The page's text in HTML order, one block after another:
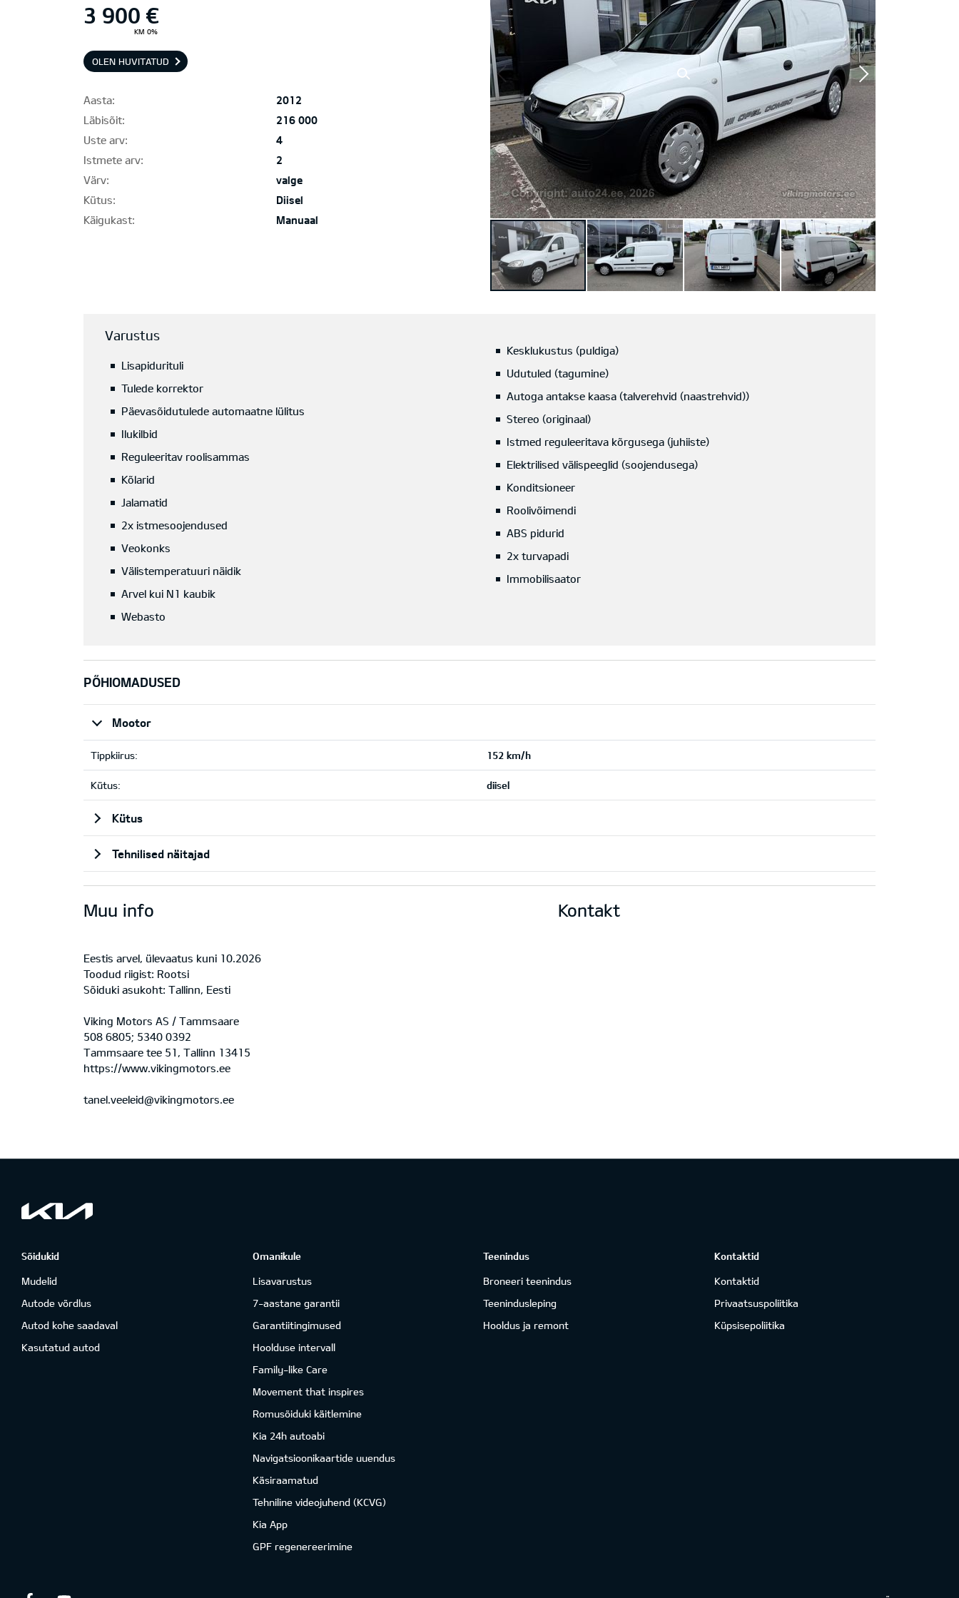
3 900 €
KM 0%
OLEN HUVITATUD
Aasta:
2012
Läbisõit:
216 000
Uste arv:
4
Istmete arv:
2
Värv:
valge
Kütus:
Diisel
Käigukast:
Manuaal
Varustus
Lisapidurituli
Tulede korrektor
Päevasõidutulede automaatne lülitus
Ilukilbid
Reguleeritav roolisammas
Kõlarid
Jalamatid
2x istmesoojendused
Veokonks
Välistemperatuuri näidik
Arvel kui N1 kaubik
Webasto
Kesklukustus (puldiga)
Udutuled (tagumine)
Autoga antakse kaasa (talverehvid (naastrehvid))
Stereo (originaal)
Istmed reguleeritava kõrgusega (juhiiste)
Elektrilised välispeeglid (soojendusega)
Konditsioneer
Roolivõimendi
ABS pidurid
2x turvapadi
Immobilisaator
PÕHIOMADUSED
Mootor
Tippkiirus: 152 km/h
Kütus: diisel
Kütus
Tehnilised näitajad
Muu info
Eestis arvel, ülevaatus kuni 10.2026
Toodud riigist: Rootsi
Sõiduki asukoht: Tallinn, Eesti
Viking Motors AS / Tammsaare
508 6805; 5340 0392
Tammsaare tee 51, Tallinn 13415
https://www.vikingmotors.ee
tanel.veeleid@vikingmotors.ee
Kontakt
Sõidukid
Mudelid
Autode võrdlus
Autod kohe saadaval
Kasutatud autod
Omanikule
Lisavarustus
7-aastane garantii
Garantiitingimused
Hoolduse intervall
Family-like Care
Movement that inspires
Romusõiduki käitlemine
Kia 24h autoabi
Navigatsioonikaartide uuendus
Käsiraamatud
Tehniline videojuhend (KCVG)
Kia App
GPF regenereerimine
Teenindus
Broneeri teenindus
Teenindusleping
Hooldus ja remont
Kontaktid
Kontaktid
Privaatsuspoliitika
Küpsisepoliitika